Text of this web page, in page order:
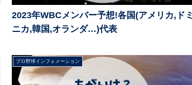
2023年WBCメンバー予想!各国(アメリカ,ドミ
ニカ,韓国,オランダ…)代表
プロ野球インフォメーション